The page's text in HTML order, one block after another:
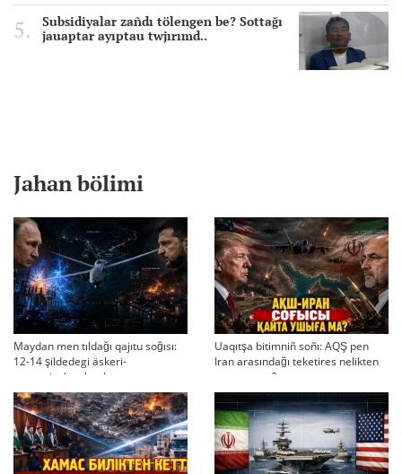
Subsidiyalar zañdı tölengen be? Sottağı
jauaptar ayıptau twjırımd..
Jahan bölimi
Maydan men tıldağı qajıtu soğısı:
12-14 şildedegi äskeri-
strategiyalıq ahual
Uaqıtşa bitimniñ soñı: AQŞ pen
Iran arasındağı teketires nelikten
qayta uşıqtı?